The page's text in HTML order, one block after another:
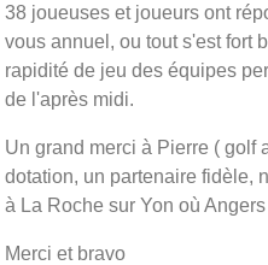
38 joueuses et joueurs ont
vous annuel, ou tout s'est fort
rapidité de jeu des équipes
de l'après midi.
Un grand merci à Pierre ( golf
dotation, un partenaire fidèle,
à La Roche sur Yon où
Merci et bravo